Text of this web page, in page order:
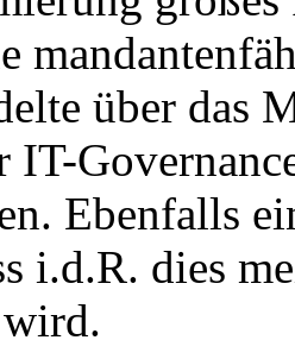
über das
IT-
Ebenfalls
i.d.R. dies